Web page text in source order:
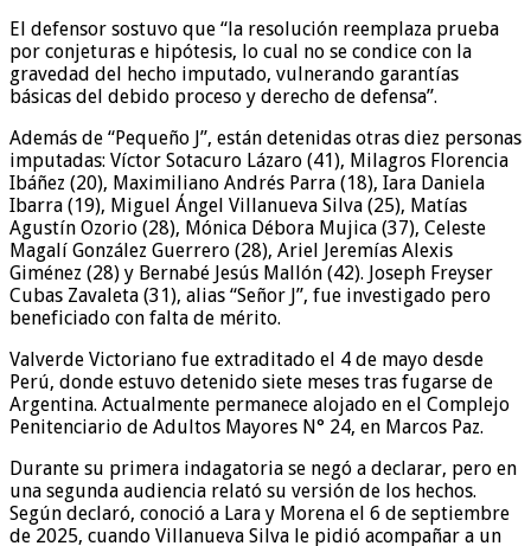
El defensor sostuvo que “la resolución reemplaza prueba
por conjeturas e hipótesis, lo cual no se condice con la
gravedad del hecho imputado, vulnerando garantías
básicas del debido proceso y derecho de defensa”.
Además de “Pequeño J”, están detenidas otras diez personas
imputadas: Víctor Sotacuro Lázaro (41), Milagros Florencia
Ibáñez (20), Maximiliano Andrés Parra (18), Iara Daniela
Ibarra (19), Miguel Ángel Villanueva Silva (25), Matías
Agustín Ozorio (28), Mónica Débora Mujica (37), Celeste
Magalí González Guerrero (28), Ariel Jeremías Alexis
Giménez (28) y Bernabé Jesús Mallón (42). Joseph Freyser
Cubas Zavaleta (31), alias “Señor J”, fue investigado pero
beneficiado con falta de mérito.
Valverde Victoriano fue extraditado el 4 de mayo desde
Perú, donde estuvo detenido siete meses tras fugarse de
Argentina. Actualmente permanece alojado en el Complejo
Penitenciario de Adultos Mayores N° 24, en Marcos Paz.
Durante su primera indagatoria se negó a declarar, pero en
una segunda audiencia relató su versión de los hechos.
Según declaró, conoció a Lara y Morena el 6 de septiembre
de 2025, cuando Villanueva Silva le pidió acompañar a un